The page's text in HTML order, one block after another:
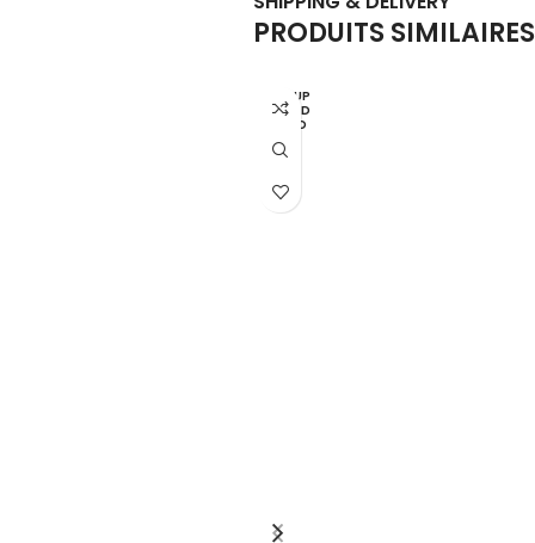
PRODUITS SIMILAIRES
EN RUP
TURE D
E STO
CK